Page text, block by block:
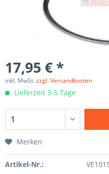
17,95 € *
inkl. MwSt.zzgl. Versandkosten
Lieferzeit 3-5 Tage
Merken
Artikel-Nr.: